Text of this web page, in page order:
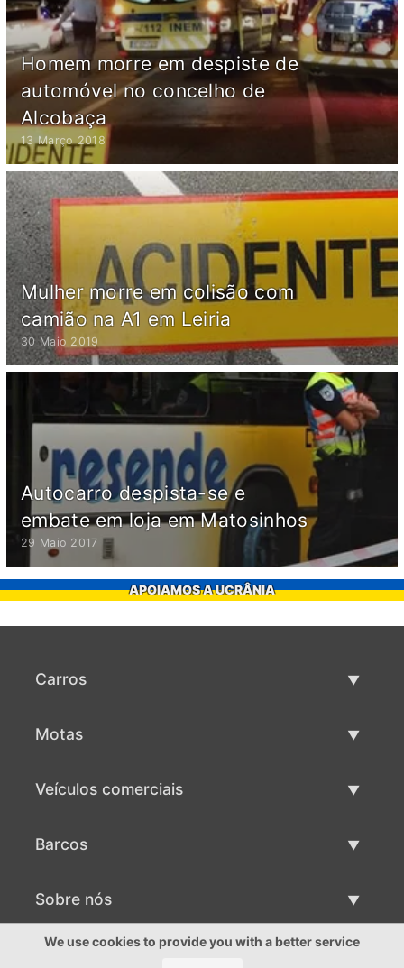
Homem morre em despiste de
automóvel no concelho de
Alcobaça
13 Março 2018
Mulher morre em colisão com
camião na A1 em Leiria
30 Maio 2019
Autocarro despista-se e
embate em loja em Matosinhos
29 Maio 2017
APOIAMOS A UCRÂNIA
Carros
Motas
Veículos comerciais
Barcos
Venda de barcos
Sobre nós
Sobre nós
We use cookies to provide you with a better service